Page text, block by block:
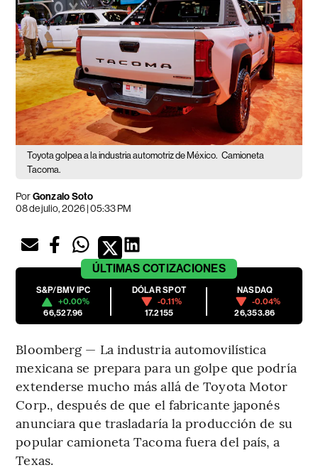
Toyota golpea a la industria automotriz de México. Camioneta
Tacoma.
PorGonzalo Soto
08 de julio, 2026 | 05:33 PM
ÚLTIMAS COTIZACIONES
S&P/BMV IPC
+0.00%
66,527.96
DÓLAR SPOT
-0.11%
17.2155
NASDAQ
-0.04%
26,353.86
Bloomberg — La industria automovilística
mexicana se prepara para un golpe que podría
extenderse mucho más allá de Toyota Motor
Corp., después de que el fabricante japonés
anunciara que trasladaría la producción de su
popular camioneta Tacoma fuera del país, a
Texas.